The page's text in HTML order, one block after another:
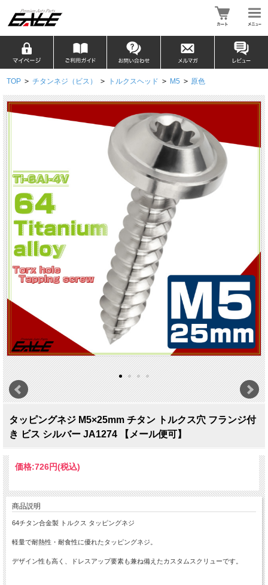
TOP > チタンネジ（ビス） > トルクスヘッド > M5 > 原色
タッピングネジ M5×25mm チタン トルクス穴 フランジ付
き ビス シルバー JA1274 【メール便可】
価格:726円(税込)
商品説明
64チタン合金製 トルクス タッピングネジ
軽量で耐熱性・耐食性に優れたタッピングネジ。
デザイン性も高く、ドレスアップ要素も兼ね備えたカスタムスクリューです。